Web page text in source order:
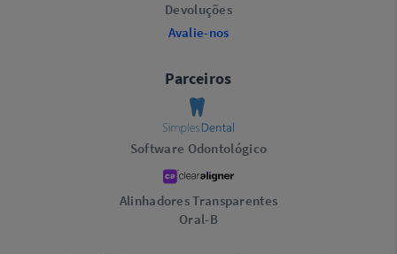
Devoluções
Avalie-nos
Parceiros
Software Odontológico
Alinhadores Transparentes
Oral-B